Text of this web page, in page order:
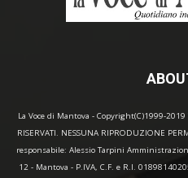
La Voce di Mantova - Copyright(C)1999-2019
RISERVATI. NESSUNA RIPRODUZIONE
responsabile: Alessio Tarpini
12 - Mantova - P.IVA, C.F. e R.I.